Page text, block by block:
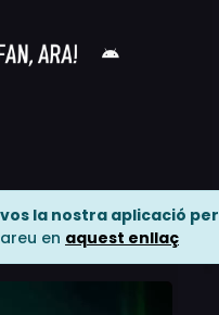
la nostra aplicació per
en aquest enllaç